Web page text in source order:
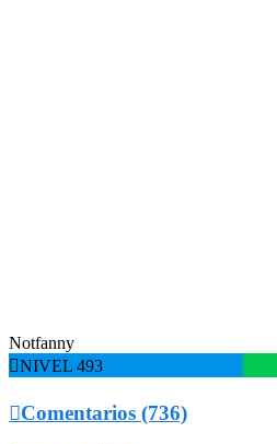
Notfanny
NIVEL 493
Comentarios (736)